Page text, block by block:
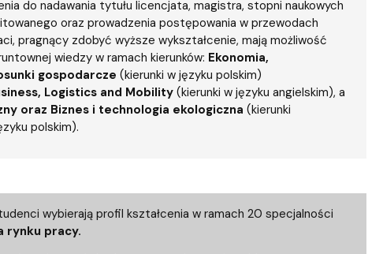
do nadawania tytułu licencjata, magistra, stopni naukowych
oraz prowadzenia postępowania w przewodach
pragnący zdobyć wyższe wykształcenie, mają możliwość
wiedzy w ramach kierunków: Ekonomia,
gospodarcze (kierunki w języku polskim)
Logistics and Mobility (kierunki w języku angielskim), a
oraz Biznes i technologia ekologiczna (kierunki
polskim).
wybierają profil kształcenia w ramach 20 specjalności
rynku pracy.